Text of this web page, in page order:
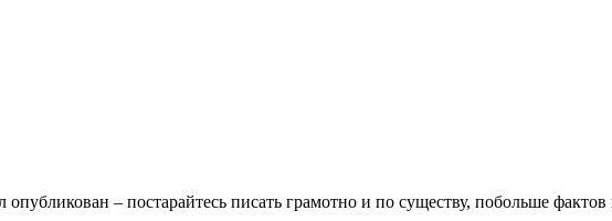
– постарайтесь писать грамотно и по существу, побольше